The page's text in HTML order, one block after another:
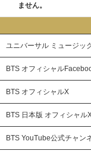
ません。
ユニバーサル ミュージッ
BTS オフィシャル
BTS オフィシャルX
BTS 日本版 オフィシャル
BTS YouTube公式チャン